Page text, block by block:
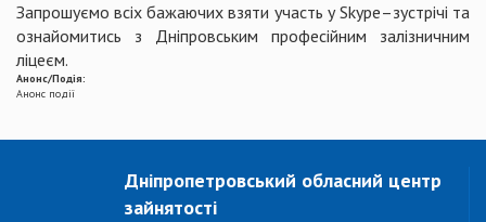
Запрошуємо всіх бажаючих взяти участь у Skype–зустрічі та
ознайомитись з Дніпровським професійним залізничним
ліцеєм.
Анонс/Подія:
Анонс події
Дніпропетровський обласний центр
зайнятості